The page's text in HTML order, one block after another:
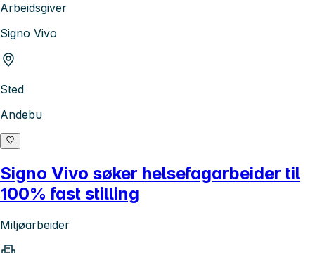
Arbeidsgiver
Signo Vivo
Sted
Andebu
Signo Vivo søker helsefagarbeider til
100% fast stilling
Miljøarbeider